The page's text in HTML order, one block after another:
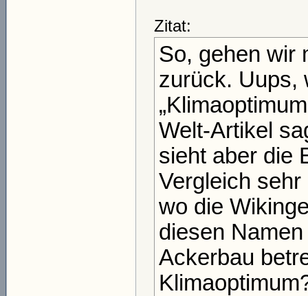
Zitat:
So, gehen wir
zurück. Uups,
Welt-Artikel
sieht aber die
Vergleich
wo die
diesen
Ackerbau